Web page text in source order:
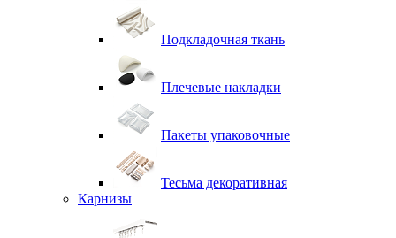
Подкладочная ткань
Плечевые накладки
Пакеты упаковочные
Тесьма декоративная
Карнизы